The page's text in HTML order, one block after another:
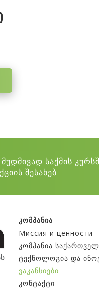
საქმის
შესახებ
კომპანია
Миссия и ценности
კომპანია
ტექნოლოგია და
ვაკანსიები
კონტაქტი